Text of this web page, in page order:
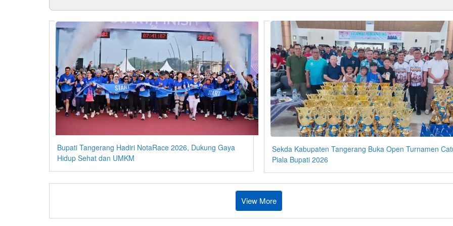
Bupati Tangerang Hadiri NotaRace 2026, Dukung Gaya
Hidup Sehat dan UMKM
Sekda Kabupaten Tangerang Buka Open Turnamen
Piala Bupati 2026
View More